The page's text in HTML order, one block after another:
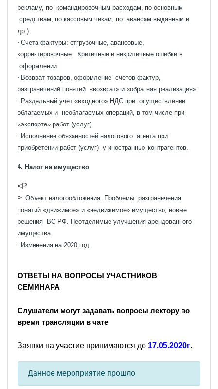
рекламу, по командировочным расходам, по основным
средствам, по кассовым чекам, по авансам выданным и
др.).
· Счета-фактуры: отгрузочные, авансовые,
корректировочные. Критичные и некритичные ошибки в
оформлении.
· Возврат товаров, оформление счетов-фактур,
разграничений понятий «возврат» и «обратная реализация».
· Раздельный учет «входного» НДС при осуществлении
облагаемых и необлагаемых операций, в том числе при
«экспорте» работ (услуг).
· Исполнение обязанностей налогового агента при
приобретении работ (услуг) у иностранных контрагентов.
4. Налог на имущество
<P
>· Объект налогообложения. Проблемы разграничения
понятий «движимое» и «недвижимое» имущество, новые
решения ВС РФ. Неотделимые улучшения арендованного
имущества.
· Изменения на 2020 год.
ОТВЕТЫ НА ВОПРОСЫ УЧАСТНИКОВ
СЕМИНАРА
Слушатели могут задавать вопросы лектору во
время трансляции в чате
Заявки на участие принимаются до 17.05.2020г.
Данное мероприятие прошло